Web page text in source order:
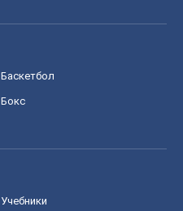
Баскетбол
Бокс
Учебники